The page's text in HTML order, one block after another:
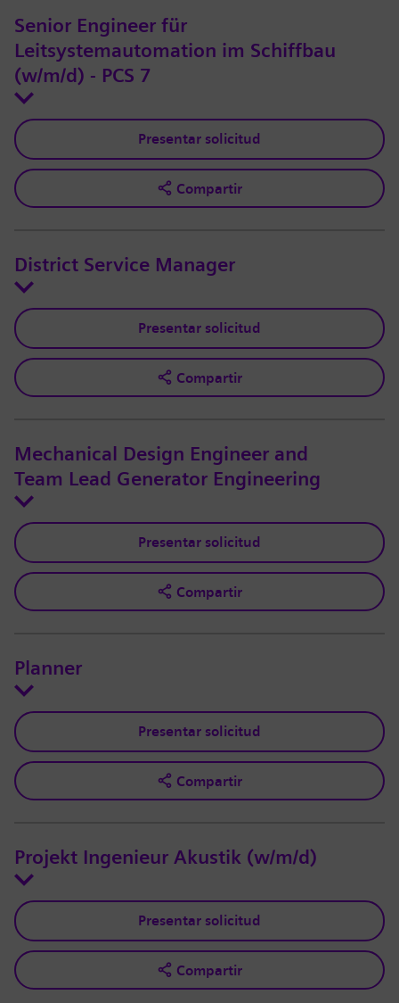
Senior Engineer für
Leitsystemautomation im Schiffbau
(w/m/d) - PCS 7
Presentar solicitud
Compartir
District Service Manager
Presentar solicitud
Compartir
Mechanical Design Engineer and
Team Lead Generator Engineering
Presentar solicitud
Compartir
Planner
Presentar solicitud
Compartir
Projekt Ingenieur Akustik (w/m/d)
Presentar solicitud
Compartir